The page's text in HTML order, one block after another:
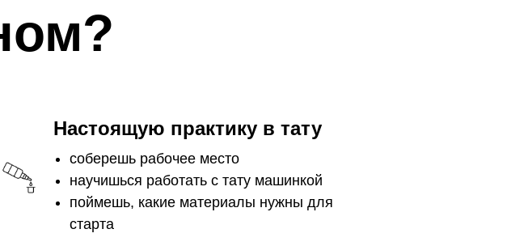
Настоящую практику в тату
соберешь рабочее место
научишься работать с тату машинкой
поймешь, какие материалы нужны для
старта